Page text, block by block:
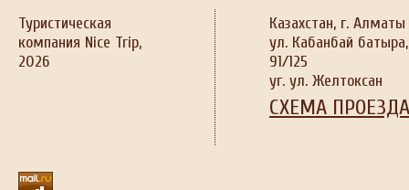
Туристическая
компания Nice Trip,
2026
Казахстан, г. Алматы
ул. Кабанбай батыра,
91/125
уг. ул. Желтоксан
СХЕМА ПРОЕЗДА